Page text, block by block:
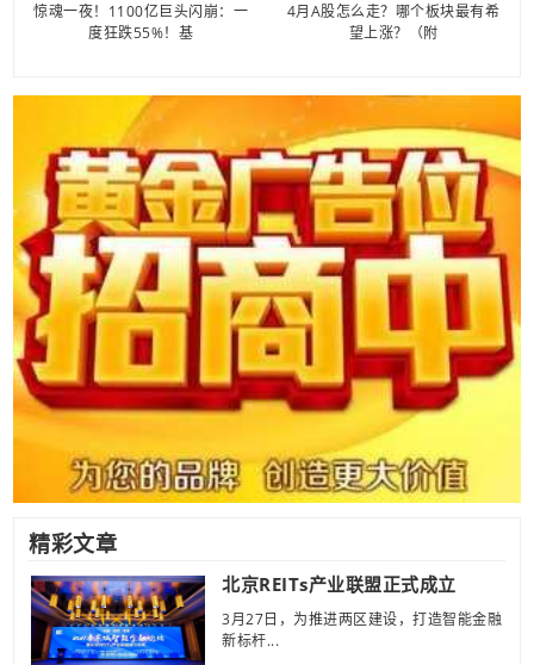
惊魂一夜！1100亿巨头闪崩：一
度狂跌55%！基
4月A股怎么走？哪个板块最有希
望上涨？（附
精彩文章
北京REITs产业联盟正式成立
3月27日，为推进两区建设，打造智能金融
新标杆...